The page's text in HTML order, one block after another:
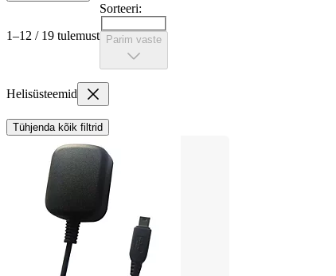
1–12 / 19 tulemust
Sorteeri:
Parim vaste
Helisüsteemid
Tühjenda kõik filtrid